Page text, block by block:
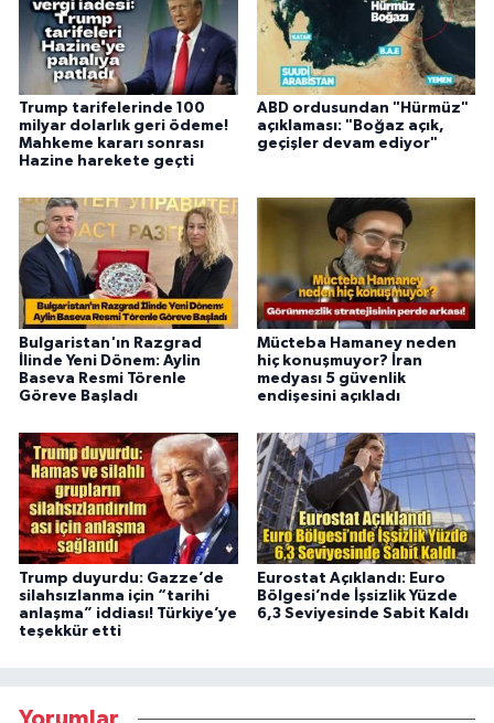
Trump tarifelerinde 100
milyar dolarlık geri ödeme!
Mahkeme kararı sonrası
Hazine harekete geçti
ABD ordusundan "Hürmüz"
açıklaması: "Boğaz açık,
geçişler devam ediyor"
Bulgaristan'ın Razgrad
İlinde Yeni Dönem: Aylin
Baseva Resmi Törenle
Göreve Başladı
Mücteba Hamaney neden
hiç konuşmuyor? İran
medyası 5 güvenlik
endişesini açıkladı
Trump duyurdu: Gazze’de
silahsızlanma için “tarihi
anlaşma” iddiası! Türkiye’ye
teşekkür etti
Eurostat Açıklandı: Euro
Bölgesi’nde İşsizlik Yüzde
6,3 Seviyesinde Sabit Kaldı